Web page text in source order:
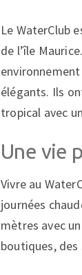
Le WaterClub
de l’île
élégants. Ils
tropical avec
Une vie
Vivre au
journées
mètres avec
boutiques, des